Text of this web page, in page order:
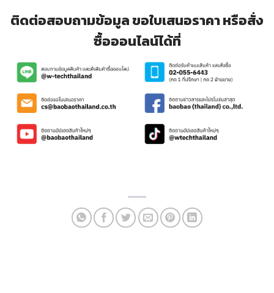
ติดต่อสอบถามข้อมูล ขอใบเสนอราคา หรือสั่ง
ซื้อออนไลน์ได้ที่